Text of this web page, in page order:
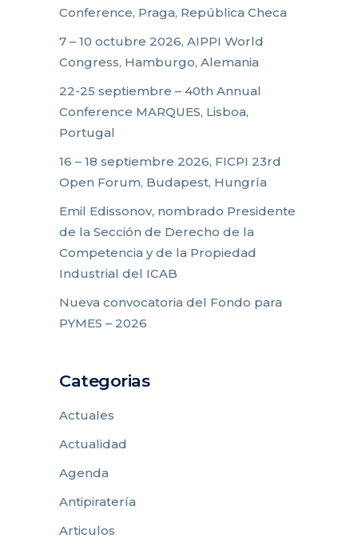
Conference, Praga, República Checa
7 – 10 octubre 2026, AIPPI World
Congress, Hamburgo, Alemania
22-25 septiembre – 40th Annual
Conference MARQUES, Lisboa,
Portugal
16 – 18 septiembre 2026, FICPI 23rd
Open Forum, Budapest, Hungría
Emil Edissonov, nombrado Presidente
de la Sección de Derecho de la
Competencia y de la Propiedad
Industrial del ICAB
Nueva convocatoria del Fondo para
PYMES – 2026
Categorias
Actuales
Actualidad
Agenda
Antipiratería
Articulos